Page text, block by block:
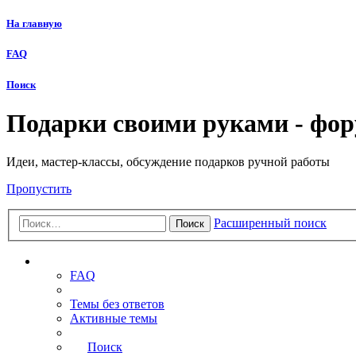
На главную
FAQ
Поиск
Подарки своими руками -
Идеи, мастер-классы, обсуждение подарков ручной работы
Пропустить
Поиск Расширенный поиск
FAQ
Темы без ответов
Активные темы
Поиск